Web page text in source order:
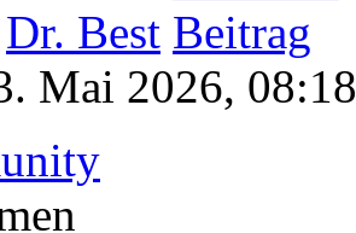
Dr. Best
Mai 2026, 08:18